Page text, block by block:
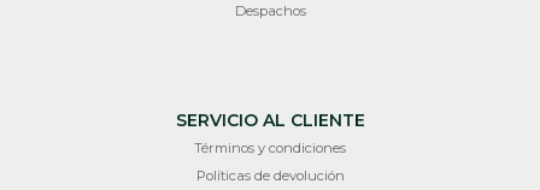
Despachos
SERVICIO AL CLIENTE
Términos y condiciones
Políticas de devolución